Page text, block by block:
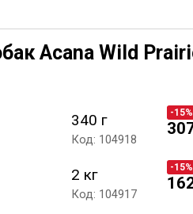
Acana Wild
340 г
Код: 104918
-15%
2 кг
Код: 104917
-15%